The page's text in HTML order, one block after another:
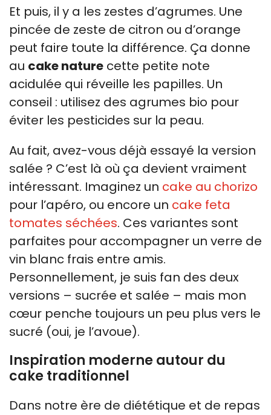
Et puis, il y a les zestes d’agrumes. Une
pincée de zeste de citron ou d’orange
peut faire toute la différence. Ça donne
au cake nature cette petite note
acidulée qui réveille les papilles. Un
conseil : utilisez des agrumes bio pour
éviter les pesticides sur la peau.
Au fait, avez-vous déjà essayé la version
salée ? C’est là où ça devient vraiment
intéressant. Imaginez un cake au chorizo
pour l’apéro, ou encore un cake feta
tomates séchées. Ces variantes sont
parfaites pour accompagner un verre de
vin blanc frais entre amis.
Personnellement, je suis fan des deux
versions – sucrée et salée – mais mon
cœur penche toujours un peu plus vers le
sucré (oui, je l’avoue).
Inspiration moderne autour du
cake traditionnel
Dans notre ère de diététique et de repas